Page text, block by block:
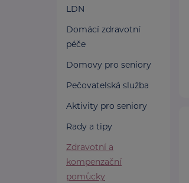
LDN
Domácí zdravotní
péče
Domovy pro seniory
Pečovatelská služba
Aktivity pro seniory
Rady a tipy
Zdravotní a
kompenzační
pomůcky